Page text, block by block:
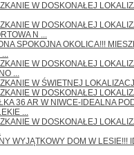
W DOSKONAŁEJ
W DOSKONAŁEJ
N ...
SPOKOJNA OKOLICA!!!
...
W DOSKONAŁEJ
...
W ŚWIETNEJ
W DOSKONAŁEJ
36 AR W NIWCE-IDEALNA
...
W DOSKONAŁEJ
WYJĄTKOWY DOM W LESIE!!!